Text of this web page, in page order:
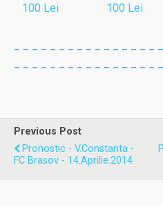
100 Lei
100 Lei
Previous Post
Pronostic - V.Constanta -
FC Brasov - 14.Aprilie.2014